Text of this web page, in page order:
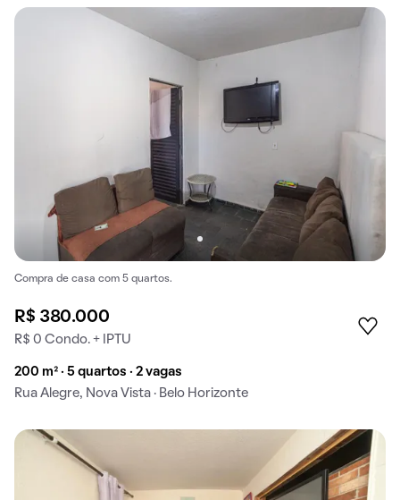
Compra de casa com 5 quartos.
R$ 380.000
R$ 0 Condo. + IPTU
200 m² · 5 quartos · 2 vagas
Rua Alegre, Nova Vista · Belo Horizonte